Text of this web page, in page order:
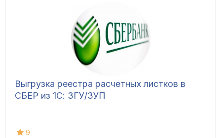
Выгрузка реестра расчетных листков в
СБЕР из 1С: ЗГУ/ЗУП
9